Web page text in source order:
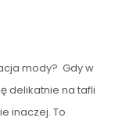
mody? Gdy w
delikatnie na tafli
inaczej. To